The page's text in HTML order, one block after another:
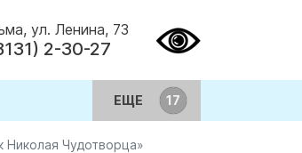
ул. Ленина, 73
2-30-27
ЕЩЕ
Николая Чудотворца»